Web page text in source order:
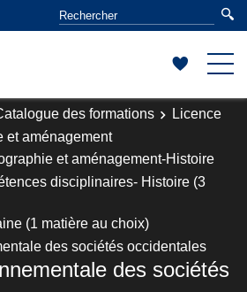
des formations
Licence
et aménagement
et aménagement-Histoire
disciplinaires- Histoire (3
(1 matière au choix)
des sociétés occidentales
des sociétés